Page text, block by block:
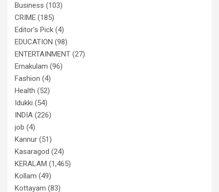
Business (103)
CRIME (185)
Editor's Pick (4)
EDUCATION (98)
ENTERTAINMENT (27)
Ernakulam (96)
Fashion (4)
Health (52)
Idukki (54)
INDIA (226)
job (4)
Kannur (51)
Kasaragod (24)
KERALAM (1,465)
Kollam (49)
Kottayam (83)